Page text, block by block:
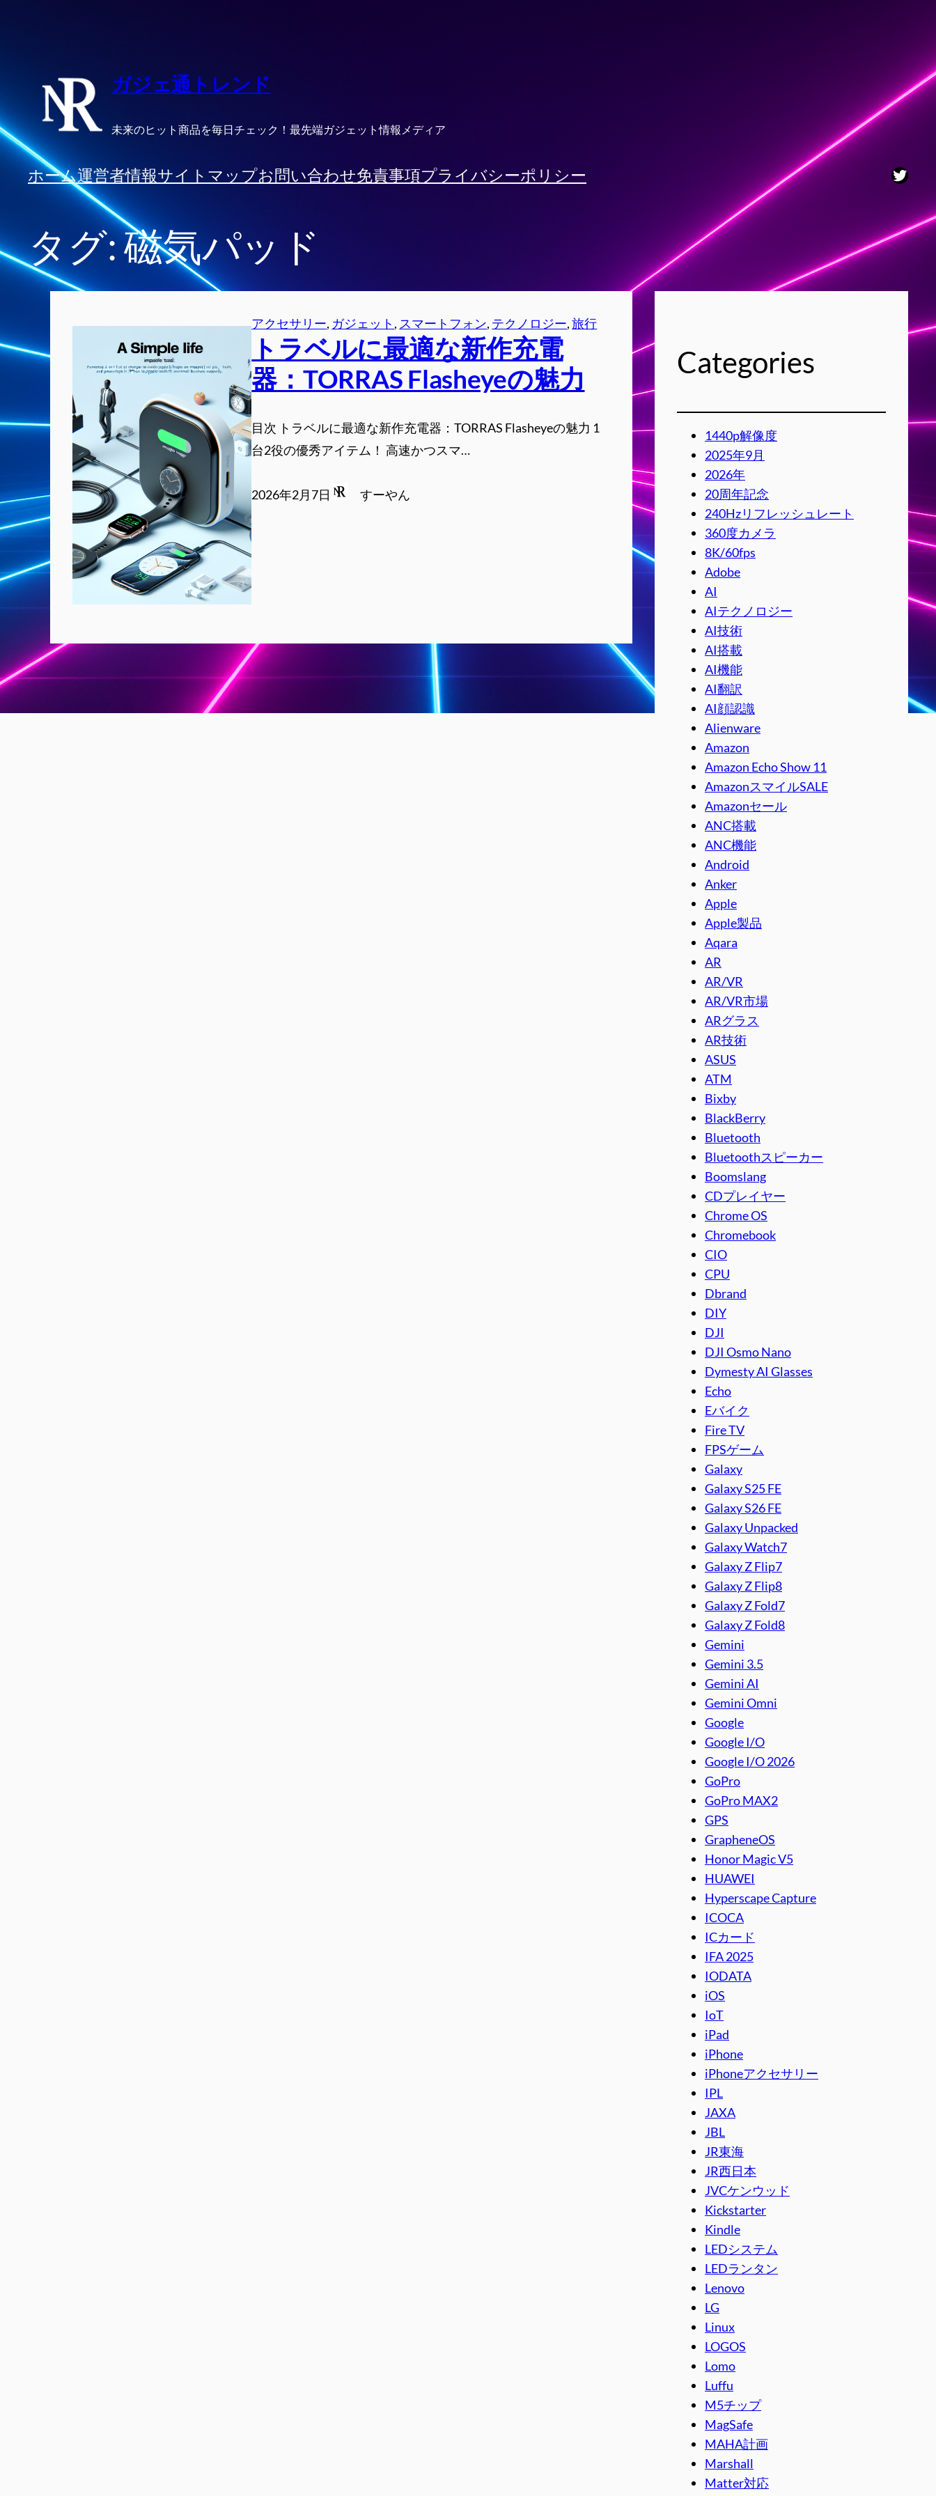
ッ
プ
ガジェ通トレンド
未来のヒット商品を毎日チェック！最先端ガジェット情報メディア
ホーム運営者情報サイトマップお問い合わせ免責事項プライバシーポリシー
タグ:磁気パッド
アクセサリー, ガジェット , スマートフォン, テクノロジー, 旅行
トラベルに最適な新作充電
器：TORRAS Flasheyeの魅力
目次 トラベルに最適な新作充電器：TORRAS Flasheyeの魅力 1
台2役の優秀アイテム！ 高速かつスマ…
2026年2月7日 すーやん
Categories
1440p解像度
2025年9月
2026年
20周年記念
240Hzリフレッシュレート
360度カメラ
8K/60fps
Adobe
AI
AIテクノロジー
AI技術
AI搭載
AI機能
AI翻訳
AI顔認識
Alienware
Amazon
Amazon Echo Show 11
AmazonスマイルSALE
Amazonセール
ANC搭載
ANC機能
Android
Anker
Apple
Apple製品
Aqara
AR
AR/VR
AR/VR市場
ARグラス
AR技術
ASUS
ATM
Bixby
BlackBerry
Bluetooth
Bluetoothスピーカー
Boomslang
CDプレイヤー
Chrome OS
Chromebook
CIO
CPU
Dbrand
DIY
DJI
DJI Osmo Nano
Dymesty AI Glasses
Echo
Eバイク
Fire TV
FPSゲーム
Galaxy
Galaxy S25 FE
Galaxy S26 FE
Galaxy Unpacked
Galaxy Watch7
Galaxy Z Flip7
Galaxy Z Flip8
Galaxy Z Fold7
Galaxy Z Fold8
Gemini
Gemini 3.5
Gemini AI
Gemini Omni
Google
Google I/O
Google I/O 2026
GoPro
GoPro MAX2
GPS
GrapheneOS
Honor Magic V5
HUAWEI
Hyperscape Capture
ICOCA
ICカード
IFA 2025
IODATA
iOS
IoT
iPad
iPhone
iPhoneアクセサリー
IPL
JAXA
JBL
JR東海
JR西日本
JVCケンウッド
Kickstarter
Kindle
LEDシステム
LEDランタン
Lenovo
LG
Linux
LOGOS
Lomo
Luffu
M5チップ
MagSafe
MAHA計画
Marshall
Matter対応